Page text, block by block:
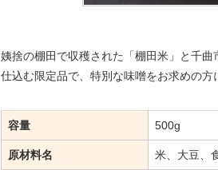
姨捨の棚田で収穫された「棚田米」と千
仕込む限定品で、特別な味噌をお求めの方
容量 500g
原材料名 米、大豆、